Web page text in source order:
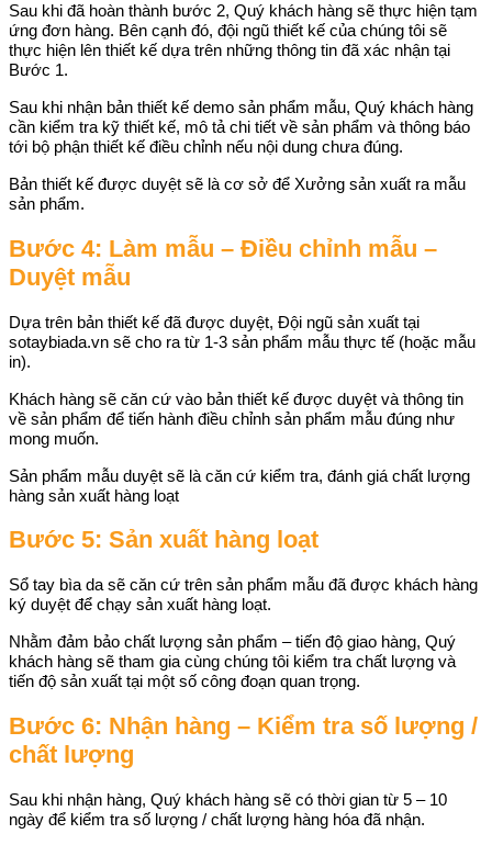
Sau khi đã hoàn thành bước 2, Quý khách hàng sẽ thực hiện tạm
ứng đơn hàng. Bên cạnh đó, đội ngũ thiết kế của chúng tôi sẽ
thực hiện lên thiết kế dựa trên những thông tin đã xác nhận tại
Bước 1.
Sau khi nhận bản thiết kế demo sản phẩm mẫu, Quý khách hàng
cần kiểm tra kỹ thiết kế, mô tả chi tiết về sản phẩm và thông báo
tới bộ phận thiết kế điều chỉnh nếu nội dung chưa đúng.
Bản thiết kế được duyệt sẽ là cơ sở để Xưởng sản xuất ra mẫu
sản phẩm.
Bước 4: Làm mẫu – Điều chỉnh mẫu –
Duyệt mẫu
Dựa trên bản thiết kế đã được duyệt, Đội ngũ sản xuất tại
sotaybiada.vn sẽ cho ra từ 1-3 sản phẩm mẫu thực tế (hoặc mẫu
in).
Khách hàng sẽ căn cứ vào bản thiết kế được duyệt và thông tin
về sản phẩm để tiến hành điều chỉnh sản phẩm mẫu đúng như
mong muốn.
Sản phẩm mẫu duyệt sẽ là căn cứ kiểm tra, đánh giá chất lượng
hàng sản xuất hàng loạt
Bước 5: Sản xuất hàng loạt
Sổ tay bìa da sẽ căn cứ trên sản phẩm mẫu đã được khách hàng
ký duyệt để chạy sản xuất hàng loạt.
Nhằm đảm bảo chất lượng sản phẩm – tiến độ giao hàng, Quý
khách hàng sẽ tham gia cùng chúng tôi kiểm tra chất lượng và
tiến độ sản xuất tại một số công đoạn quan trọng.
Bước 6: Nhận hàng – Kiểm tra số lượng /
chất lượng
Sau khi nhận hàng, Quý khách hàng sẽ có thời gian từ 5 – 10
ngày để kiểm tra số lượng / chất lượng hàng hóa đã nhận.